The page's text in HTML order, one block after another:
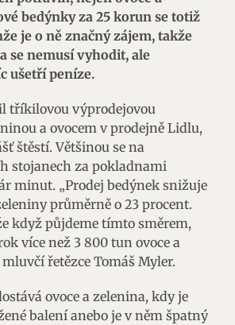
bedýnky za 25 korun se totiž
je o ně značný zájem, takže
se nemusí vyhodit, ale
ušetří peníze.
tříkilovou výprodejovou
a ovocem v prodejně Lidlu,
štěstí. Většinou se na
stojanech za pokladnami
minut. „Prodej bedýnek snižuje
průměrně o 23 procent.
když půjdeme tímto směrem,
více než 3 800 tun ovoce a
řetězce Tomáš Myler.
ovoce a zelenina, kdy je
balení anebo je v něm špatný